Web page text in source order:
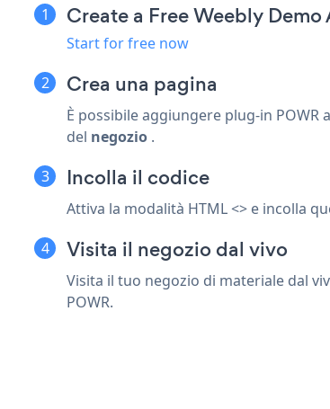
Create a Free Weebly Demo
Start for free now
Crea una pagina
È possibile aggiungere plug-in POWR
del negozio .
Incolla il codice
Attiva la modalità HTML <> e incolla
Visita il negozio dal vivo
Visita il tuo negozio di materiale dal
POWR.